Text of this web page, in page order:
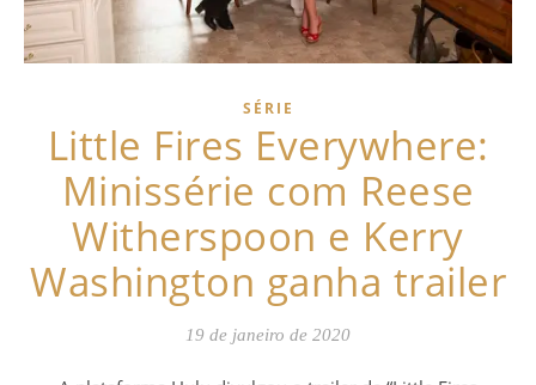
SÉRIE
Little Fires Everywhere:
Minissérie com Reese
Witherspoon e Kerry
Washington ganha trailer
19 de janeiro de 2020